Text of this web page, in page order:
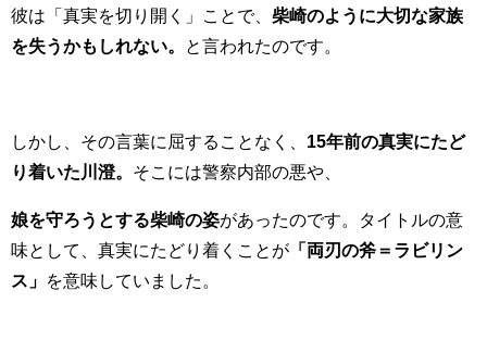
彼は「真実を切り開く」ことで、 柴崎のように大切な家族
を失うかもしれない。
と言われたのです。
しかし、その言葉に屈することなく、 15年前の真実にたど
り着いた川澄。 そこには警察内部の悪や、
娘を守ろうとする柴崎の姿があったのです。タイトルの意
味として、真実にたどり着くことが 「両刃の斧＝ラビリン
ス」
を意味していました。